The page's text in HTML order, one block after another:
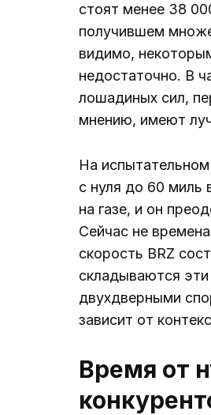
стоят менее 38
получившем
видимо,
недостаточно. В
лошадиных сил,
мнению, имеют
На испытательном
с нуля до 60 миль
на газе, и он
Сейчас не
скорость BRZ
складываются
двухдверными
зависит от
Время от